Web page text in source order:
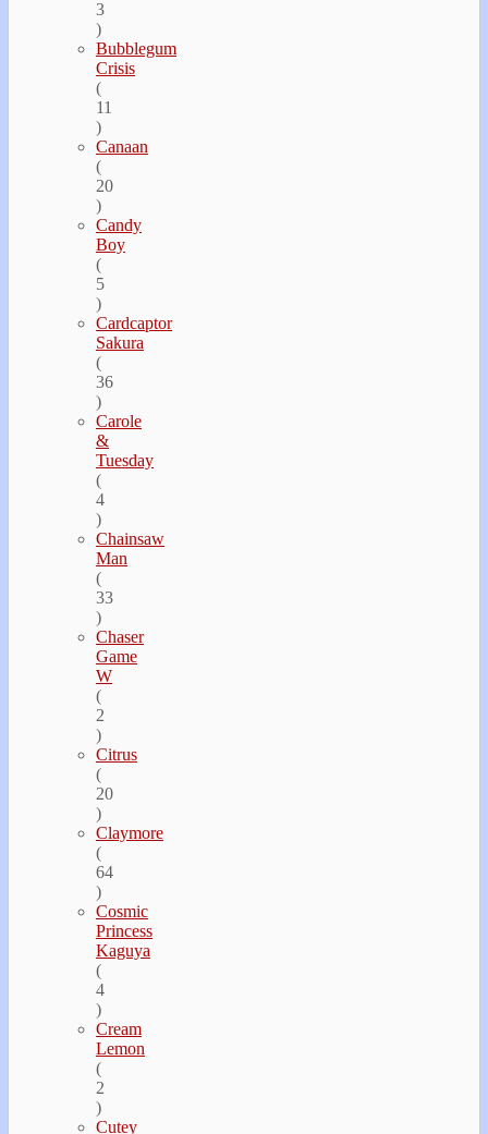
3
)
Bubblegum
Crisis
(
11
)
Canaan
(
20
)
Candy
Boy
(
5
)
Cardcaptor
Sakura
(
36
)
Carole
&
Tuesday
(
4
)
Chainsaw
Man
(
33
)
Chaser
Game
W
(
2
)
Citrus
(
20
)
Claymore
(
64
)
Cosmic
Princess
Kaguya
(
4
)
Cream
Lemon
(
2
)
Cutey